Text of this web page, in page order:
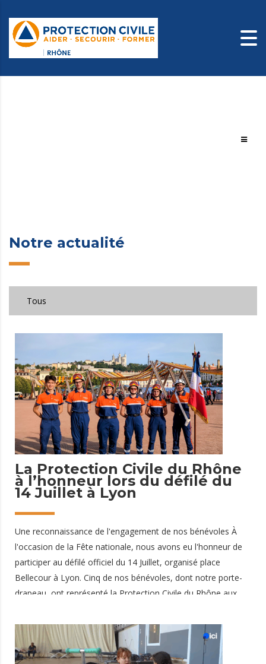
Home Notre actualité
Notre actualité
La Protection Civile du Rhône
à l’honneur lors du défilé du
14 Juillet à Lyon
Une reconnaissance de l'engagement de nos bénévoles À
l'occasion de la Fête nationale, nous avons eu l'honneur de
participer au défilé officiel du 14 Juillet, organisé place
Bellecour à Lyon. Cinq de nos bénévoles, dont notre porte-
drapeau, ont représenté la Protection Civile du Rhône aux
autres associations agréées de sécurité civile. Cette
participation est une véritable reconnaissance de
l'engagement quotidien de nos bénévoles, qui œuvrent toute